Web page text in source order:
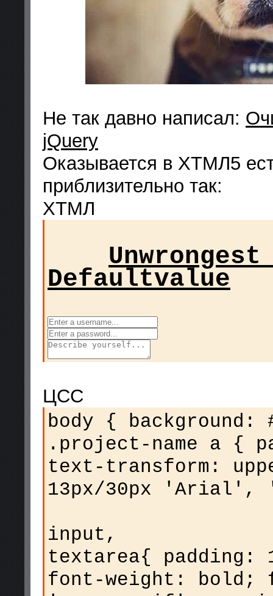
Не так давно написал:
jQuery
Оказывается в ХТМЛ5
приблизительно так:
ХТМЛ
Defaultvalue
ЦСС
body { background:
.project-name a {
text-transform:
13px/30px
input,
textarea{ padding:
font-weight: